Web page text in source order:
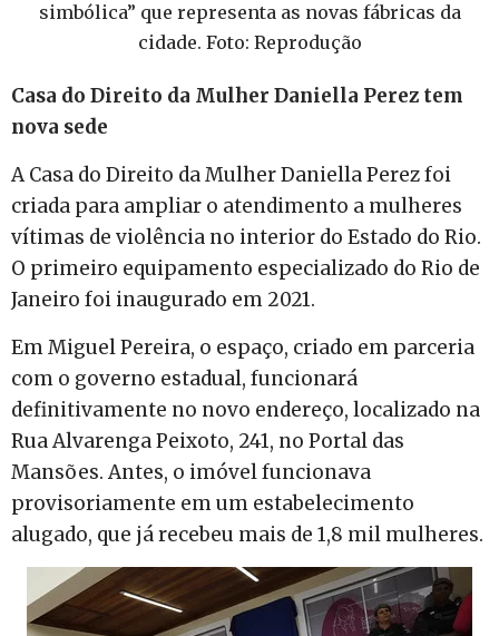
simbólica” que representa as novas fábricas da
cidade. Foto: Reprodução
Casa do Direito da Mulher Daniella Perez tem
nova sede
A Casa do Direito da Mulher Daniella Perez foi
criada para ampliar o atendimento a mulheres
vítimas de violência no interior do Estado do Rio.
O primeiro equipamento especializado do Rio de
Janeiro foi inaugurado em 2021.
Em Miguel Pereira, o espaço, criado em parceria
com o governo estadual, funcionará
definitivamente no novo endereço, localizado na
Rua Alvarenga Peixoto, 241, no Portal das
Mansões. Antes, o imóvel funcionava
provisoriamente em um estabelecimento
alugado, que já recebeu mais de 1,8 mil mulheres.